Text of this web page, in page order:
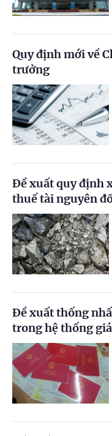
Quy định mới về
trưởng
Đề xuất quy định
thuế tài nguyên
Đề xuất thống
trong hệ thống